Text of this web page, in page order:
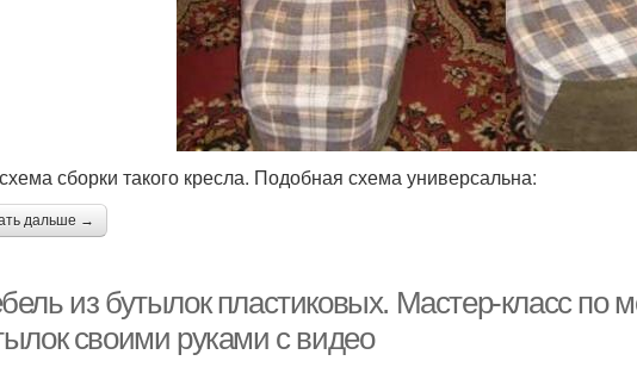
сборки такого кресла. Подобная схема универсальна:
дальше →
из бутылок пластиковых. Мастер-класс по
своими руками с видео